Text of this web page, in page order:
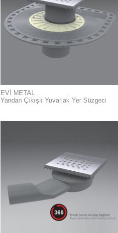
EVİ METAL
Yandan Çıkışlı Yuvarlak Yer Süzgeci